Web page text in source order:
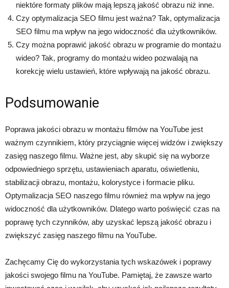
niektóre formaty plików mają lepszą jakość obrazu niż inne.
Czy optymalizacja SEO filmu jest ważna? Tak, optymalizacja
SEO filmu ma wpływ na jego widoczność dla użytkowników.
Czy można poprawić jakość obrazu w programie do montażu
wideo? Tak, programy do montażu wideo pozwalają na
korekcję wielu ustawień, które wpływają na jakość obrazu.
Podsumowanie
Poprawa jakości obrazu w montażu filmów na YouTube jest
ważnym czynnikiem, który przyciągnie więcej widzów i zwiększy
zasięg naszego filmu. Ważne jest, aby skupić się na wyborze
odpowiedniego sprzętu, ustawieniach aparatu, oświetleniu,
stabilizacji obrazu, montażu, kolorystyce i formacie pliku.
Optymalizacja SEO naszego filmu również ma wpływ na jego
widoczność dla użytkowników. Dlatego warto poświęcić czas na
poprawę tych czynników, aby uzyskać lepszą jakość obrazu i
zwiększyć zasięg naszego filmu na YouTube.
Zachęcamy Cię do wykorzystania tych wskazówek i poprawy
jakości swojego filmu na YouTube. Pamiętaj, że zawsze warto